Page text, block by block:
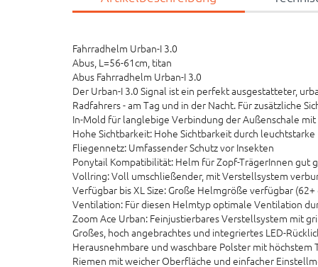
Fahrradhelm Urban-I 3.0
Abus, L=56-61cm, titan
Abus Fahrradhelm Urban-I 3.0
Der Urban-I 3.0 Signal ist ein perfekt ausgestatteter,
Radfahrers - am Tag und in der Nacht. Für zusätzliche
In-Mold für langlebige Verbindung der Außenschale
Hohe Sichtbarkeit: Hohe Sichtbarkeit durch
Fliegennetz: Umfassender Schutz vor Insekten
Ponytail Kompatibilität: Helm für Zopf-TrägerInnen gut
Vollring: Voll umschließender, mit Verstellsystem
Verfügbar bis XL Size: Große Helmgröße verfügbar (62+
Ventilation: Für diesen Helmtyp optimale Ventilation
Zoom Ace Urban: Feinjustierbares Verstellsystem mit
Großes, hoch angebrachtes und integriertes LED-
Herausnehmbare und waschbare Polster mit höchstem
Riemen mit weicher Oberfläche und einfacher